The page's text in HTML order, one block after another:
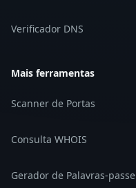
Verificador DNS
Mais ferramentas
Scanner de Portas
Consulta WHOIS
Gerador de Palavras-passe